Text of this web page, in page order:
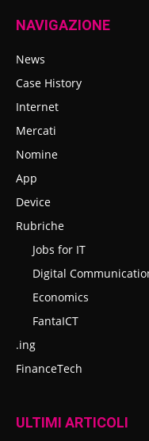
NAVIGAZIONE
News
Case History
Internet
Mercati
Nomine
App
Device
Rubriche
Jobs for IT
Digital
Economics
FantaICT
.ing
FinanceTech
ULTIMI ARTICOLI